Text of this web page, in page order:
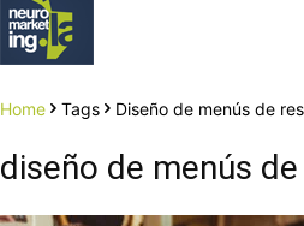
Home Tags Diseño de menús de
diseño de menús